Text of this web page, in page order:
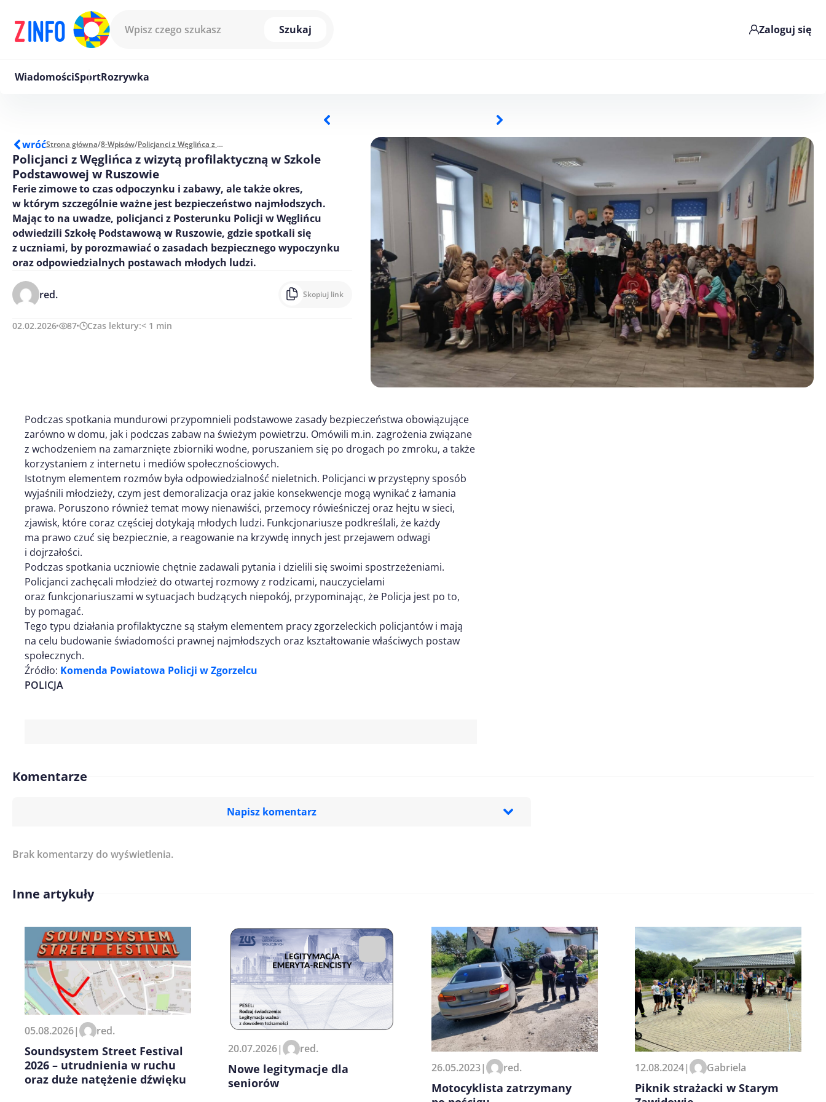
Szukaj
Zaloguj się
WiadomościSportRozrywka
wróćStrona główna/8-Wpisów/ Policjanci z Węglińca z wizytą profilaktyczną w Szkole Podstawowej w Ruszowie
Policjanci z Węglińca z wizytą profilaktyczną w Szkole
Podstawowej w Ruszowie
Ferie zimowe to czas odpoczynku i zabawy, ale także okres,
w którym szczególnie ważne jest bezpieczeństwo najmłodszych.
Mając to na uwadze, policjanci z Posterunku Policji w Węglińcu
odwiedzili Szkołę Podstawową w Ruszowie, gdzie spotkali się
z uczniami, by porozmawiać o zasadach bezpiecznego wypoczynku
oraz odpowiedzialnych postawach młodych ludzi.
red. Skopiuj link
02.02.2026 87 Czas lektury:< 1 min
Podczas spotkania mundurowi przypomnieli podstawowe zasady bezpieczeństwa obowiązujące
zarówno w domu, jak i podczas zabaw na świeżym powietrzu. Omówili m.in. zagrożenia związane
z wchodzeniem na zamarznięte zbiorniki wodne, poruszaniem się po drogach po zmroku, a także
korzystaniem z internetu i mediów społecznościowych.
Istotnym elementem rozmów była odpowiedzialność nieletnich. Policjanci w przystępny sposób
wyjaśnili młodzieży, czym jest demoralizacja oraz jakie konsekwencje mogą wynikać z łamania
prawa. Poruszono również temat mowy nienawiści, przemocy rówieśniczej oraz hejtu w sieci,
zjawisk, które coraz częściej dotykają młodych ludzi. Funkcjonariusze podkreślali, że każdy
ma prawo czuć się bezpiecznie, a reagowanie na krzywdę innych jest przejawem odwagi
i dojrzałości.
Podczas spotkania uczniowie chętnie zadawali pytania i dzielili się swoimi spostrzeżeniami.
Policjanci zachęcali młodzież do otwartej rozmowy z rodzicami, nauczycielami
oraz funkcjonariuszami w sytuacjach budzących niepokój, przypominając, że Policja jest po to,
by pomagać.
Tego typu działania profilaktyczne są stałym elementem pracy zgorzeleckich policjantów i mają
na celu budowanie świadomości prawnej najmłodszych oraz kształtowanie właściwych postaw
społecznych.
Źródło: Komenda Powiatowa Policji w Zgorzelcu
POLICJA
Komentarze
Napisz komentarz
Imię/ Nick*
Zapamiętaj moje dane w tej przeglądarce podczas pisania
Brak komentarzy do wyświetlenia.
Inne artykuły
05.08.2026| red.
Soundsystem Street Festival
2026 – utrudnienia w ruchu
oraz duże natężenie dźwięku
20.07.2026| red.
Nowe legitymacje dla
seniorów
26.05.2023| red.
Motocyklista zatrzymany
12.08.2024| Gabriela
Piknik strażacki w Starym